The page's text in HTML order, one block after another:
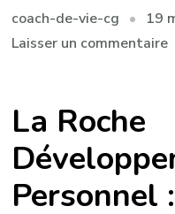
coach-de-vie-cg
19
Laisser un commentaire
La Roche
Personnel